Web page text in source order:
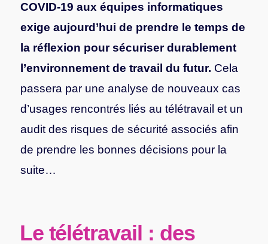
COVID-19 aux équipes informatiques
exige aujourd’hui de prendre le temps de
la réflexion pour sécuriser durablement
l’environnement de travail du futur. Cela
passera par une analyse de nouveaux cas
d’usages rencontrés liés au télétravail et un
audit des risques de sécurité associés afin
de prendre les bonnes décisions pour la
suite…
Le télétravail : des